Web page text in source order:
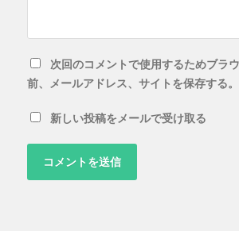
次回のコメントで使用するためブラ
前、メールアドレス、サイトを保存する。
新しい投稿をメールで受け取る